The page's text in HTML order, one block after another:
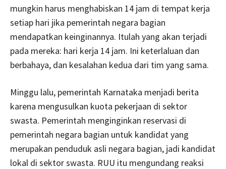
mungkin harus menghabiskan 14 jam di tempat kerja
setiap hari jika pemerintah negara bagian
mendapatkan keinginannya. Itulah yang akan terjadi
pada mereka: hari kerja 14 jam. Ini keterlaluan dan
berbahaya, dan kesalahan kedua dari tim yang sama.
Minggu lalu, pemerintah Karnataka menjadi berita
karena mengusulkan kuota pekerjaan di sektor
swasta. Pemerintah menginginkan reservasi di
pemerintah negara bagian untuk kandidat yang
merupakan penduduk asli negara bagian, jadi kandidat
lokal di sektor swasta. RUU itu mengundang reaksi